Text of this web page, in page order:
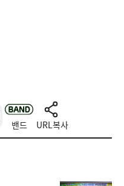
밴드 URL복사